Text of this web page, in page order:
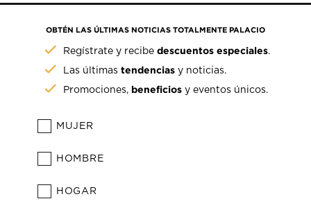
OBTÉN LAS ÚLTIMAS NOTICIAS TOTALMENTE PALACIO
Regístrate y recibedescuentos especiales.
Las últimastendencias y noticias.
Promociones, beneficios y eventos únicos.
MUJER
HOMBRE
HOGAR